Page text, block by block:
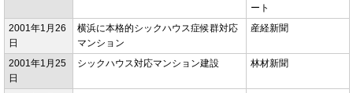
ート
2001年1月26
日
横浜に本格的シックハウス症候群対応
マンション
産経新聞
2001年1月25
日
シックハウス対応マンション建設 林材新聞